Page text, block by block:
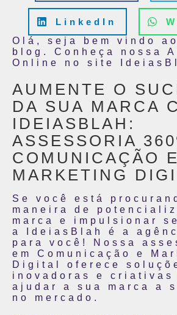
LinkedIn
Olá, seja bem vindo
blog. Conheça nossa
Online no site
AUMENTE O
DA SUA MARCA
IDEIASBLAH:
ASSESSORIA
COMUNICAÇÃO E
MARKETING
Se você está
maneira de
marca e impulsionar
a IdeiasBlah é a
para você! Nossa
em Comunicação e
Digital oferece
inovadoras e criativas
ajudar a sua marca a
no mercado.